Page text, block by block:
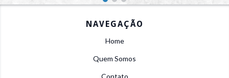
NAVEGAÇÃO
Home
Quem Somos
Contato